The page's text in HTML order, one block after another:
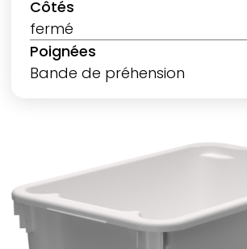
Côtés
fermé
Poignées
Bande de préhension